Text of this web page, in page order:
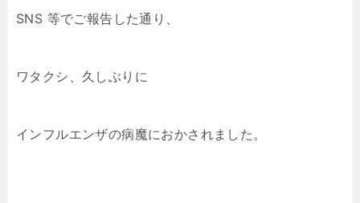
SNS 等でご報告した通り、
ワタクシ、久しぶりに
インフルエンザの病魔におかされました。